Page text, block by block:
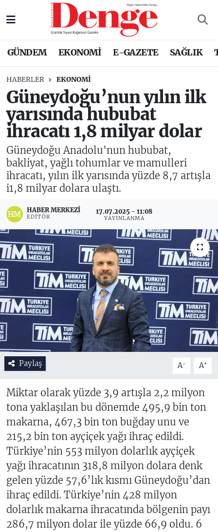
GÜNDEM EKONOMİ E-GAZETE SAĞLIK
HABERLER EKONOMİ
Güneydoğu’nun yılın ilk
yarısında hububat
ihracatı 1,8 milyar dolar
Güneydoğu Anadolu'nun hububat,
bakliyat, yağlı tohumlar ve mamulleri
ihracatı, yılın ilk yarısında yüzde 8,7 artışla
i1,8 milyar dolara ulaştı.
HABER MERKEZI
EDITÖR
17.07.2025 - 11:08
YAYINLANMA
Paylaş A- A+
Miktar olarak yüzde 3,9 artışla 2,2 milyon
tona yaklaşılan bu dönemde 495,9 bin ton
makarna, 467,3 bin ton buğday unu ve
215,2 bin ton ayçiçek yağı ihraç edildi.
Türkiye’nin 553 milyon dolarlık ayçiçek
yağı ihracatının 318,8 milyon dolara denk
gelen yüzde 57,6’lık kısmı Güneydoğu’dan
ihraç edildi. Türkiye’nin 428 milyon
dolarlık makarna ihracatında bölgenin payı
286,7 milyon dolar ile yüzde 66,9 oldu. 6
Nöbetçi Eczaneler
Trafik Durumu
Süper Lig Puan Durumu ve Fikstür
Tüm Manşetler
Son Dakika Haberleri
Haber Arşivi